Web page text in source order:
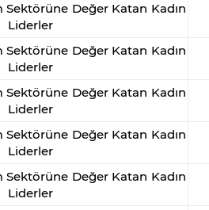
Sektörüne Değer Katan Kadın
Liderler
Sektörüne Değer Katan Kadın
Liderler
Sektörüne Değer Katan Kadın
Liderler
Sektörüne Değer Katan Kadın
Liderler
Sektörüne Değer Katan Kadın
Liderler